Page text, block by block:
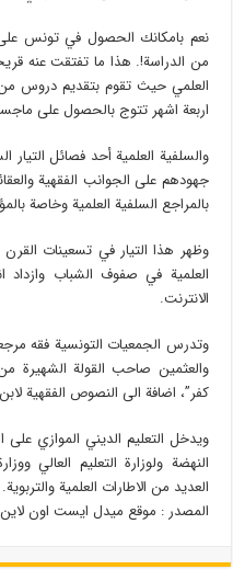
نعم بامكانك الحصول في تونس
من الدراسة!. هذا ما تفتقت عنه
العلمي حيث تقوم بتقديم دروس
اربعة اشهر تتوج بالحصول على
والسلفية العلمية أحد فصائل
جهودهم على الجوانب الفقهية
بالمراجع السلفية العلمية وخاصة
وظهر هذا التيار في تسعينات القرن
العلمية في صفوف الشباب وازداد
الانترنت.
وتدرس الجمعيات التونسية فقه
والعثمين صاحب القولة الشهيرة
كفر”، اضافة الى النصوص الفقهية لابن
ويدخل التعليم الديني
النهضة ولوزارة التعليم العالي
العديد من الاطارات العلمية والتربوية.
المصدر : موقع میدل ایست اون لاین